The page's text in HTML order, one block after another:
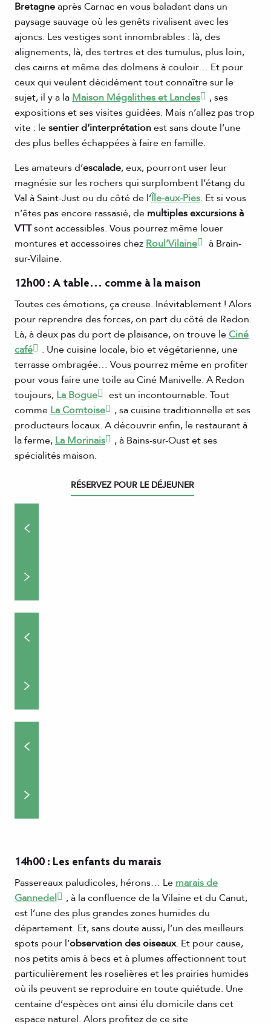
Bretagneaprès Carnac en vous baladant dans un
paysage sauvage où les genêts rivalisent avec les
ajoncs. Les vestiges sont innombrables : là, des
alignements, là, des tertres et des tumulus, plus loin,
des cairns et même des dolmens à couloir… Et pour
ceux qui veulent décidément tout connaître sur le
sujet, il y a la Maison Mégalithes et Landes
, ses
expositions et ses visites guidées. Mais n’allez pas trop
vite : lesentier d’interprétationest sans doute l’une
des plus belles échappées à faire en famille.
Les amateurs d’escalade, eux, pourront user leur
magnésie sur les rochers qui surplombent l’étang du
Val à Saint-Just ou du côté de l’Île-aux-Pies. Et si vous
n’êtes pas encore rassasié, de multiples excursions à
VTTsont accessibles. Vous pourrez même louer
montures et accessoires chez Roul’Vilaine
à Brain-
sur-Vilaine.
12h00 : A table… comme à la maison
Toutes ces émotions, ça creuse. Inévitablement ! Alors
pour reprendre des forces, on part du côté de Redon.
Là, à deux pas du port de plaisance, on trouve leCiné
café
. Une cuisine locale, bio et végétarienne, une
terrasse ombragée… Vous pourrez même en profiter
pour vous faire une toile au Ciné Manivelle. A Redon
toujours, La Bogue
est un incontournable. Tout
comme La Comtoise
, sa cuisine traditionnelle et ses
producteurs locaux. A découvrir enfin, le restaurant à
la ferme, La Morinais
, à Bains-sur-Oust et ses
spécialités maison.
RÉSERVEZ POUR LE DÉJEUNER
14h00 : Les enfants du marais
Passereaux paludicoles, hérons… Le marais de
Gannedel
, à la confluence de la Vilaine et du Canut,
est l’une des plus grandes zones humides du
département. Et, sans doute aussi, l’un des meilleurs
spots pour l’observation des oiseaux. Et pour cause,
nos petits amis à becs et à plumes affectionnent tout
particulièrement les roselières et les prairies humides
où ils peuvent se reproduire en toute quiétude. Une
centaine d’espèces ont ainsi élu domicile dans cet
espace naturel. Alors profitez de ce site